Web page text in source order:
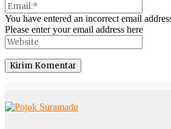
You have entered an incorrect email
Please enter your email address here